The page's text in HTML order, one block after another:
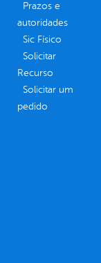
Prazos e
autoridades
Sic Físico
Solicitar
Recurso
Solicitar um
pedido